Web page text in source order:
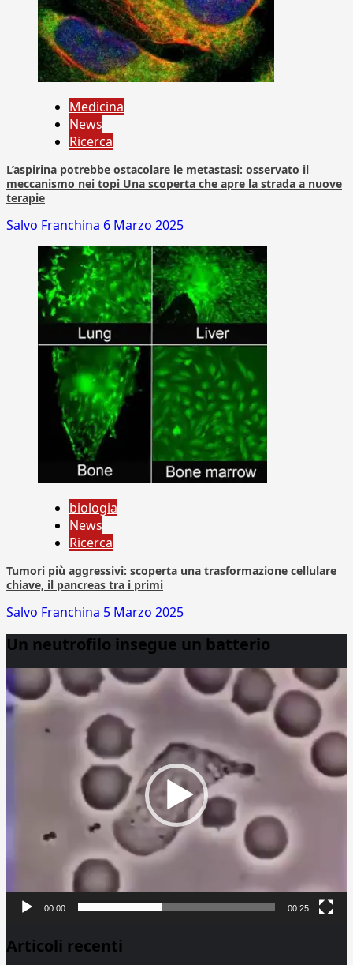
Medicina
News
Ricerca
L’aspirina potrebbe ostacolare le metastasi: osservato il
meccanismo nei topi Una scoperta che apre la strada a nuove
terapie
Salvo Franchina 6 Marzo 2025
biologia
News
Ricerca
Tumori più aggressivi: scoperta una trasformazione cellulare
chiave, il pancreas tra i primi
Salvo Franchina 5 Marzo 2025
Un neutrofilo insegue un batterio
Player
00:00 00:25
Articoli recenti